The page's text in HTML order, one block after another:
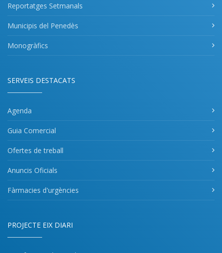
Reportatges Setmanals
Municipis del Penedès
Monogràfics
SERVEIS DESTACATS
Agenda
Guia Comercial
Ofertes de treball
Anuncis Oficials
Fàrmacies d'urgències
PROJECTE EIX DIARI